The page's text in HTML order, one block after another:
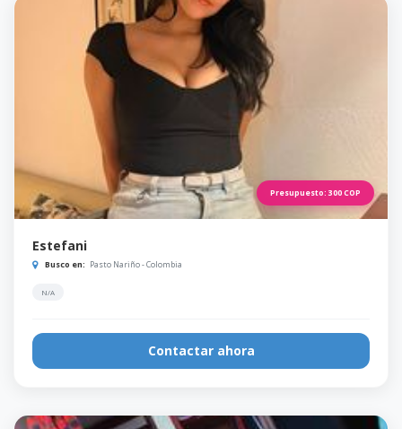
Presupuesto: 300COP
Estefani
Busco en: Pasto Nariño - Colombia
N/A
Contactar ahora